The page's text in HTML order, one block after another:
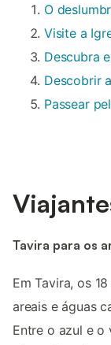
O
Visite a
Descubra
Descobrir
Passear
Tavira para os
Em Tavira, os
areais e águas
Entre o azul e o